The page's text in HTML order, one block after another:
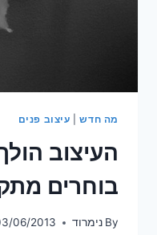
מה חדש| עיצוב פנים
העיצוב
בוחרים
By נימרוד 06/2013